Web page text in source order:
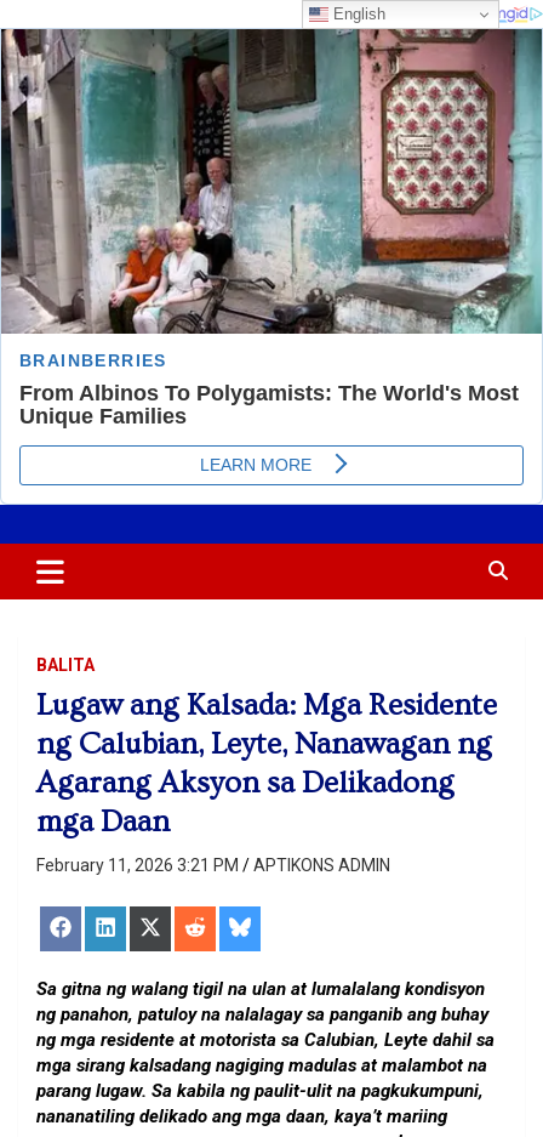
to
content
APTIKONS
BALITA
Lugaw ang Kalsada: Mga Residente
ng Calubian, Leyte, Nanawagan ng
Agarang Aksyon sa Delikadong
mga Daan
February 11, 2026 3:21 PM APTIKONS ADMIN
Share Share Share
(Twitter)
ShareShare
Sa gitna ng walang tigil na ulan at lumalalang kondisyon
ng panahon, patuloy na nalalagay sa panganib ang buhay
ng mga residente at motorista sa Calubian, Leyte dahil sa
mga sirang kalsadang nagiging madulas at malambot na
parang lugaw. Sa kabila ng paulit-ulit na pagkukumpuni,
nananatiling delikado ang mga daan, kaya’t mariing
English